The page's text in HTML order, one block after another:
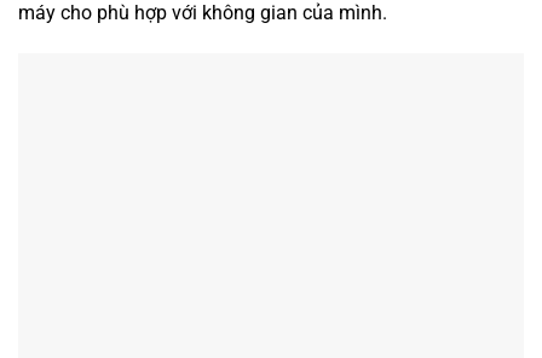
máy cho phù hợp với không gian của mình.